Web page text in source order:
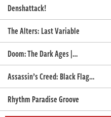
Denshattack!
The Alters: Last Variable
Doom: The Dark Ages |…
Assassin’s Creed: Black Flag…
Rhythm Paradise Groove